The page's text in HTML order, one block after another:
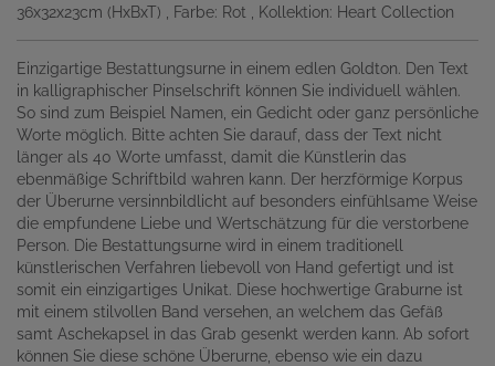
36x32x23cm (HxBxT)
, Farbe: Rot , Kollektion: Heart Collection
Einzigartige Bestattungsurne in einem edlen Goldton. Den Text
in kalligraphischer Pinselschrift können Sie individuell wählen.
So sind zum Beispiel Namen, ein Gedicht oder ganz persönliche
Worte möglich. Bitte achten Sie darauf, dass der Text nicht
länger als 40 Worte umfasst, damit die Künstlerin das
ebenmäßige Schriftbild wahren kann. Der herzförmige Korpus
der Überurne versinnbildlicht auf besonders einfühlsame Weise
die empfundene Liebe und Wertschätzung für die verstorbene
Person. Die Bestattungsurne wird in einem traditionell
künstlerischen Verfahren liebevoll von Hand gefertigt und ist
somit ein einzigartiges Unikat. Diese hochwertige Graburne ist
mit einem stilvollen Band versehen, an welchem das Gefäß
samt Aschekapsel in das Grab gesenkt werden kann. Ab sofort
können Sie diese schöne Überurne, ebenso wie ein dazu